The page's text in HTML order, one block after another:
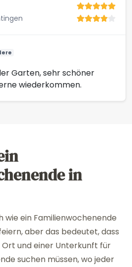
Garten, sehr schöner
wiederkommen.
in
wie ein Familienwochenende
aber das bedeutet, dass
und einer Unterkunft für
suchen müssen, wo jeder